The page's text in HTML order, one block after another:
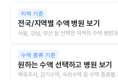
지역 기준
전국/지역별 수액 병원 보기
서울, 강남, 부산 등 선택한 지역의 수액 병원
수액 종류 기준
원하는 수액 선택하고 병원 보기
백옥주사, 감기수액, 숙취수액 등 수액 종류별